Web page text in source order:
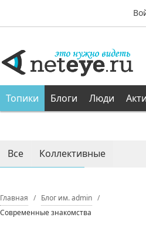
Топики Блоги Люди
Все Коллективные
Главная
Блог им. admin
Современные знакомства